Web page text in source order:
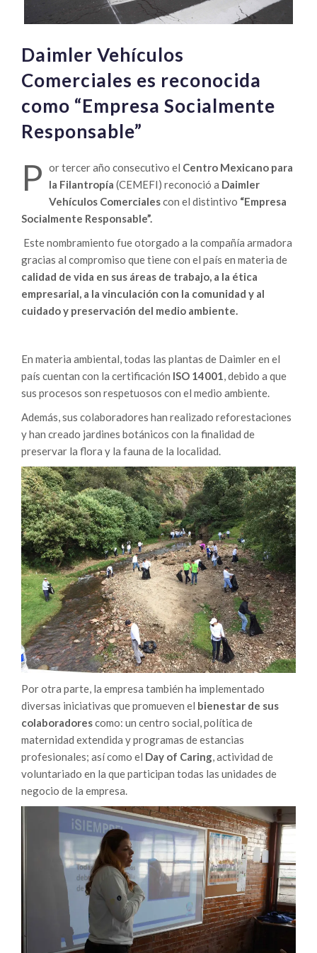
Daimler Vehículos
Comerciales es reconocida
como “Empresa Socialmente
Responsable”
P or tercer año consecutivo el Centro Mexicano para
la Filantropía (CEMEFI) reconoció a Daimler
Vehículos Comercialescon el distintivo “Empresa
Socialmente Responsable”.
Este nombramiento fue otorgado a la compañía armadora
gracias al compromiso que tiene con el país en materia de
calidad de vida en sus áreas de trabajo, a la ética
empresarial, a la vinculación con la comunidad y al
cuidado y preservación del medio ambiente.
En materia ambiental, todas las plantas de Daimler en el
país cuentan con la certificación ISO 14001, debido a que
sus procesos son respetuosos con el medio ambiente.
Además, sus colaboradores han realizado reforestaciones
y han creado jardines botánicos con la finalidad de
preservar la flora y la fauna de la localidad.
Por otra parte, la empresa también ha implementado
diversas iniciativas que promueven el bienestar de sus
colaboradorescomo: un centro social, política de
maternidad extendida y programas de estancias
profesionales; así como el Day of Caring, actividad de
voluntariado en la que participan todas las unidades de
negocio de la empresa.